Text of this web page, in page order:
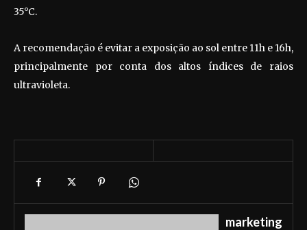
35°C.
A recomendação é evitar a exposição ao sol entre 11h e 16h,
principalmente por conta dos altos índices de raios
ultravioleta.
marketing